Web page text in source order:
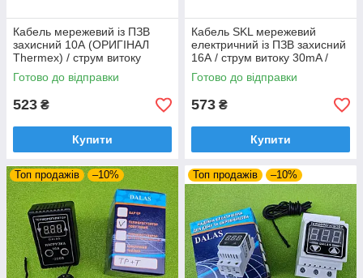
Кабель мережевий із ПЗВ
захисний 10А (ОРИГІНАЛ
Thermex) / струм витоку
30mA / 230V / довжина
L=145см до бойлерів
Готово до відправки
523 ₴
Купити
Кабель SKL мережевий
електричний із ПЗВ захисний
16А / струм витоку 30mA /
220V / довжина L=145см для
будь-яких бойлерів
Готово до відправки
573 ₴
Купити
Топ продажів –10% Топ продажів –10%